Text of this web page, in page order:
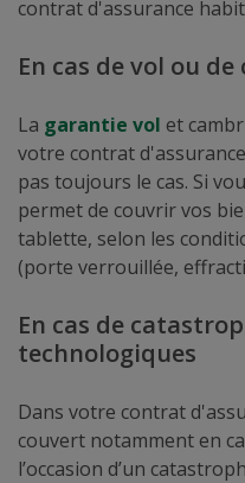
contrat d'assurance
En cas de vol ou
La garantie vol et
votre contrat
pas toujours le cas. Si
permet de couvrir vos
tablette, selon les
(porte verrouillée,
En cas de
technologiques
Dans votre contrat
couvert notamment en
l’occasion d’un